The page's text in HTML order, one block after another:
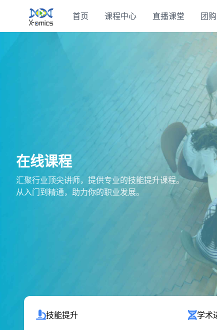
首页 课程中心 直播课堂 团
在线课程
汇聚行业顶尖讲师，提供专业的技能提升课程。
从入门到精通，助力你的职业发展。
技能提升
学术